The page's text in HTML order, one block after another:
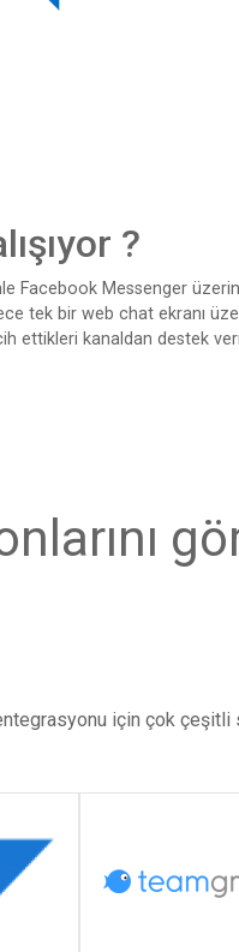
?
Facebook Messenger
tek bir web chat ekranı
ettikleri kanaldan destek
için çok çeşitli